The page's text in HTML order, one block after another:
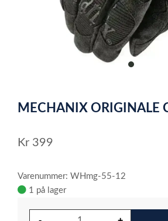
item
of
MECHANIX ORIGINALE
Kr 399
Varenummer: WHmg-55-12
1 på lager